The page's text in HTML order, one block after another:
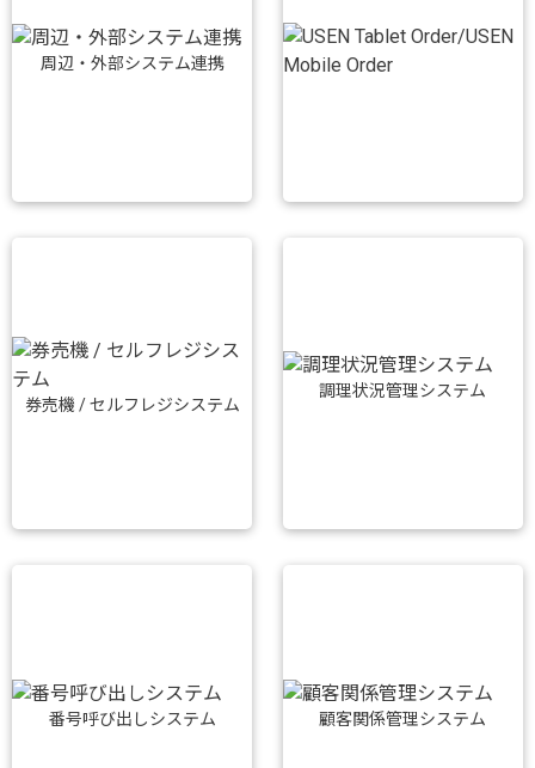
周辺・外部システム連携
券売機 / セルフレジシステム
調理状況管理システム
番号呼び出しシステム 顧客関係管理システム